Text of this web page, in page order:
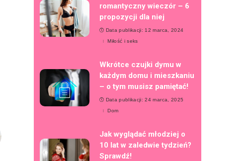
romantyczny wieczór – 6
propozycji dla niej
Data publikacji: 12 marca, 2024
Miłość i seks
Wkrótce czujki dymu w
każdym domu i mieszkaniu
– o tym musisz pamiętać!
Data publikacji: 24 marca, 2025
Dom
Jak wyglądać młodziej o
10 lat w zaledwie tydzień?
Sprawdź!